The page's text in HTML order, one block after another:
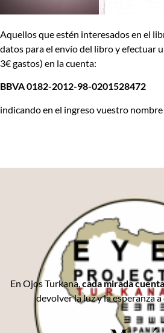
Aquellos que estén interesados en el
datos para el envío del libro y efectuar
3€ gastos) en la cuenta:
BBVA 0182-2012-98-0201528472
indicando en el ingreso vuestro
En Ojos Turkana,cada mirada cuenta
devolver la luz y la esperanza a